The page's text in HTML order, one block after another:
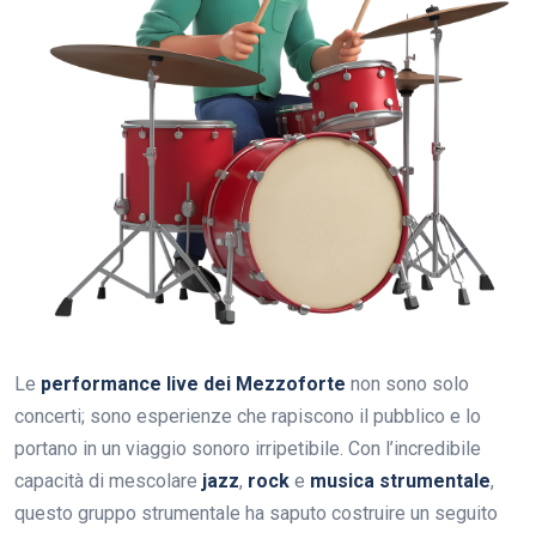
Le performance live dei Mezzoforte non sono solo
concerti; sono esperienze che rapiscono il pubblico e lo
portano in un viaggio sonoro irripetibile. Con l’incredibile
capacità di mescolare jazz, rock e musica strumentale,
questo gruppo strumentale ha saputo costruire un seguito